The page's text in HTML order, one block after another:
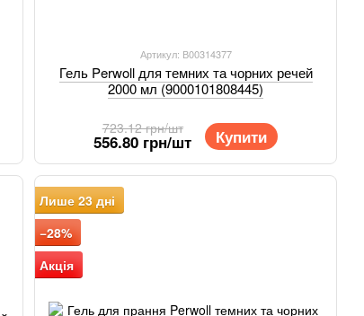
Артикул: В00314377
Гель Perwoll для темних та чорних речей
2000 мл (9000101808445)
723.12 грн/шт
556.80 грн/шт Купити
Лише 23 дні
−28%
Акція